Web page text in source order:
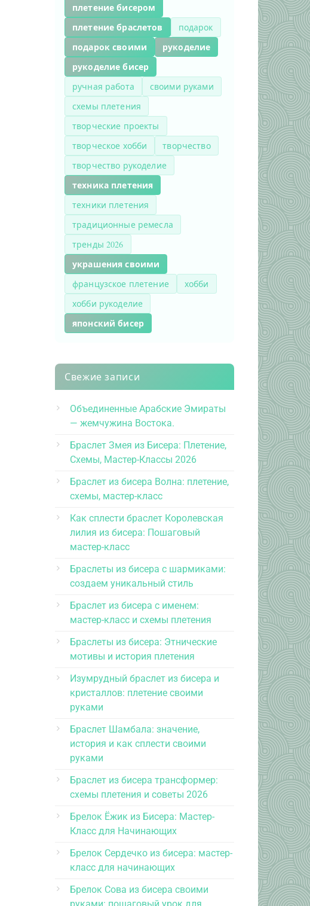
плетение бисером
плетение браслетов
подарок
подарок своими
рукоделие
рукоделие бисер
ручная работа
своими руками
схемы плетения
творческие проекты
творческое хобби
творчество
творчество рукоделие
техника плетения
техники плетения
традиционные ремесла
тренды 2026
украшения своими
французское плетение
хобби
хобби рукоделие
японский бисер
Свежие записи
Объединенные Арабские Эмираты
— жемчужина Востока.
Браслет Змея из Бисера: Плетение,
Схемы, Мастер-Классы 2026
Браслет из бисера Волна: плетение,
схемы, мастер-класс
Как сплести браслет Королевская
лилия из бисера: Пошаговый
мастер-класс
Браслеты из бисера с шармиками:
создаем уникальный стиль
Браслет из бисера с именем:
мастер-класс и схемы плетения
Браслеты из бисера: Этнические
мотивы и история плетения
Изумрудный браслет из бисера и
кристаллов: плетение своими
руками
Браслет Шамбала: значение,
история и как сплести своими
руками
Браслет из бисера трансформер:
схемы плетения и советы 2026
Брелок Ёжик из Бисера: Мастер-
Класс для Начинающих
Брелок Сердечко из бисера: мастер-
класс для начинающих
Брелок Сова из бисера своими